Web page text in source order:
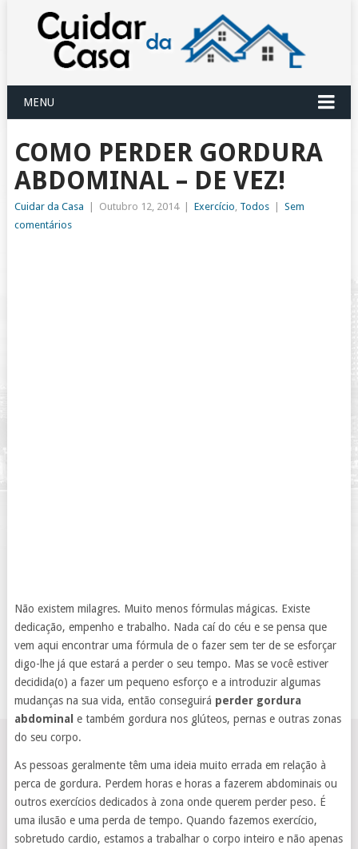
MENU
COMO PERDER GORDURA
ABDOMINAL – DE VEZ!
Cuidar da Casa Outubro 12, 2014 Exercício Todos
Sem
comentários
Não existem milagres. Muito menos fórmulas mágicas. Existe
dedicação, empenho e trabalho. Nada caí do céu e se pensa que
vem aqui encontrar uma fórmula de o fazer sem ter de se esforçar
digo-lhe já que estará a perder o seu tempo. Mas se você estiver
decidida(o) a fazer um pequeno esforço e a introduzir algumas
mudanças na sua vida, então conseguirá perder gordura
abdominal e também gordura nos glúteos, pernas e outras zonas
do seu corpo.
As pessoas geralmente têm uma ideia muito errada em relação à
perca de gordura. Perdem horas e horas a fazerem abdominais ou
outros exercícios dedicados à zona onde querem perder peso. É
uma ilusão e uma perda de tempo. Quando fazemos exercício,
sobretudo cardio, estamos a trabalhar o corpo inteiro e não apenas